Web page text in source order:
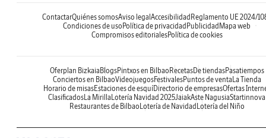
ContactarQuiénes somosAviso legalAccesibilidadReglamento UE 2024/
Condiciones de usoPolítica de privacidadPublicidadMapa web
Compromisos editorialesPolítica de cookies
Oferplan BizkaiaBlogsPintxos en BilbaoRecetasDe tiendasPasatiempos
Conciertos en BilbaoVideojuegosFestivalesPuntos de ventaLa Tienda
Horario de misasEstaciones de esquíDirectorio de empresasOfertas
ClasificadosLa MirillaLotería Navidad 2025JaiakAste NagusiaStartinnova
Restaurantes de BilbaoLotería de NavidadLotería del Niño